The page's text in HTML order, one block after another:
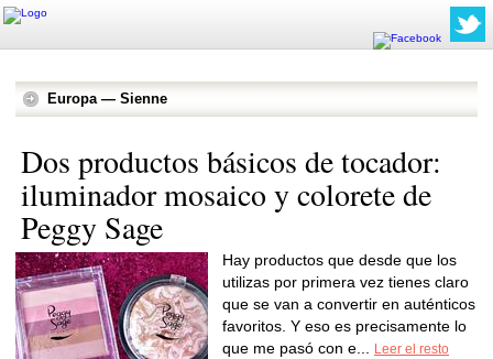
Europa — Sienne
Dos productos básicos de tocador:
iluminador mosaico y colorete de
Peggy Sage
Hay productos que desde que los
utilizas por primera vez tienes claro
que se van a convertir en auténticos
favoritos. Y eso es precisamente lo
que me pasó con e...
Leer el resto